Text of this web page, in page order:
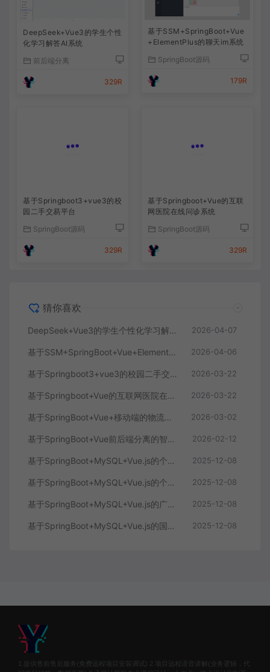
DeepSeek+Vue3的学生个性
化学习解答AI系统
前后端分离
329R
基于SSM+SpringBoot+Vue
+ElementPlus的聊天im系统
SpringBoot源码
179R
基于Springboot3+vue3的校
园二手交易平台
SpringBoot源码
329R
基于Springboot+Vue的互联
网医院在线问诊系统
SpringBoot源码
329R
猜你喜欢
DeepSeek+Vue3的学生个性化学习解答AI系统 2026-04-07
基于SSM+SpringBoot+Vue+ElementPlus的聊天im系统 2026-04-06
基于Springboot3+vue3的校园二手交易平台 2026-03-22
基于Springboot+Vue的互联网医院在线问诊系统 2026-03-22
基于SpringBoot+Vue+移动端的物流快递系统 2026-03-02
基于SpringBoot+Vue前后端分离的智能知识库问答系统 2026-02-12
基于SpringBoot+MySQL+Vue.js的个人健康管理系统(附论文) 2025-12-08
基于SpringBoot+MySQL+Vue.js的个性化推荐电商系统(附论文) 2025-12-08
基于SpringBoot+MySQL+Vue.js的广西文化传承小程序(附论文) 2025-12-08
基于SpringBoot+MySQL+Vue.js的国风彩妆系统(附论文) 2025-12-08
1.提供售前售后服务(免费远程项目安装调试) 2.项目远程语音讲解(业务逻辑，代